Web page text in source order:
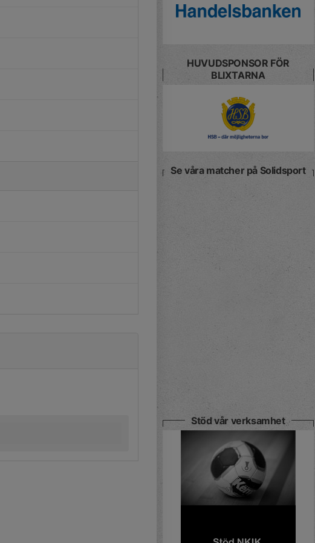
HUVUDSPONSOR FÖR
BLIXTARNA
Se våra matcher på Solidsport
Stöd vår verksamhet